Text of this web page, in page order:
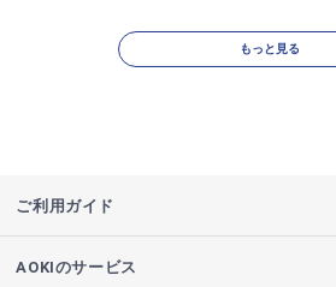
もっと見る
ご利用ガイド
AOKIのサービス